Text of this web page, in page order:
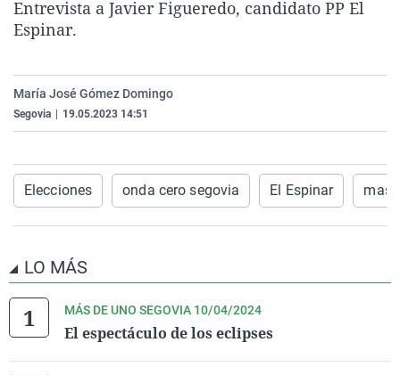
La rosa de los vientos
Como el perro y el
Caso
Equipo de
Extremadura
La Rioja
Virales
Elecciones
Entrevista a Javier Figueredo, candidato PP El
Espinar.
María José Gómez Domingo
Segovia 19.05.2023 14:51
Elecciones onda cero segovia El Espinar mas
LO MÁS
MÁS DE UNO SEGOVIA 10/04/2024
El espectáculo de los eclipses